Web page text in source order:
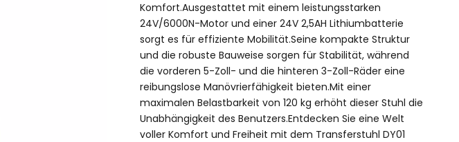
Komfort.Ausgestattet mit einem leistungsstarken
24V/6000N-Motor und einer 24V 2,5AH Lithiumbatterie
sorgt es für effiziente Mobilität.Seine kompakte Struktur
und die robuste Bauweise sorgen für Stabilität, während
die vorderen 5-Zoll- und die hinteren 3-Zoll-Räder eine
reibungslose Manövrierfähigkeit bieten.Mit einer
maximalen Belastbarkeit von 120 kg erhöht dieser Stuhl die
Unabhängigkeit des Benutzers.Entdecken Sie eine Welt
voller Komfort und Freiheit mit dem Transferstuhl DY01